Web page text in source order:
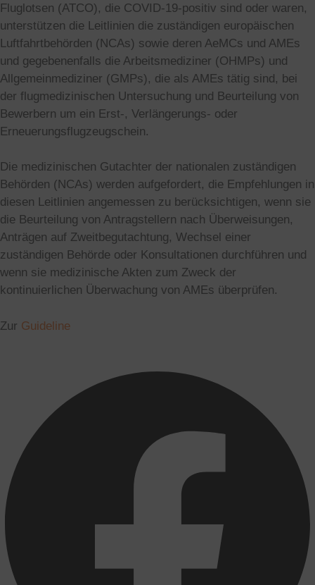
Fluglotsen (ATCO), die COVID-19-positiv sind oder waren,
unterstützen die Leitlinien die zuständigen europäischen
Luftfahrtbehörden (NCAs) sowie deren AeMCs und AMEs
und gegebenenfalls die Arbeitsmediziner (OHMPs) und
Allgemeinmediziner (GMPs), die als AMEs tätig sind, bei
der flugmedizinischen Untersuchung und Beurteilung von
Bewerbern um ein Erst-, Verlängerungs- oder
Erneuerungsflugzeugschein.
Die medizinischen Gutachter der nationalen zuständigen
Behörden (NCAs) werden aufgefordert, die Empfehlungen in
diesen Leitlinien angemessen zu berücksichtigen, wenn sie
die Beurteilung von Antragstellern nach Überweisungen,
Anträgen auf Zweitbegutachtung, Wechsel einer
zuständigen Behörde oder Konsultationen durchführen und
wenn sie medizinische Akten zum Zweck der
kontinuierlichen Überwachung von AMEs überprüfen.
Zur Guideline